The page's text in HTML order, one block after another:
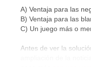
A) Ventaja para las
B) Ventaja para las
C) Un juego más o
Antes de ver la